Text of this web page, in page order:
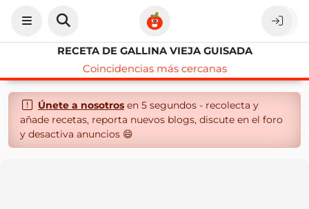
RECETA DE GALLINA VIEJA GUISADA
Coincidencias más cercanas
Únete a nosotrosen 5 segundos - recolecta y
añade recetas, reporta nuevos blogs, discute en el foro
y desactiva anuncios 😄